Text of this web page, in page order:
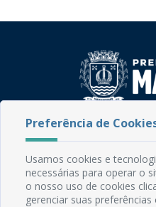
Rua do Imperador,
CEP: 58.280-000 -
Fone: (83) 3292-
Email:
Expediente: Segunda à
Preferência de
Usamos cookies e
necessárias para operar o
o nosso uso de cookies
gerenciar suas preferências